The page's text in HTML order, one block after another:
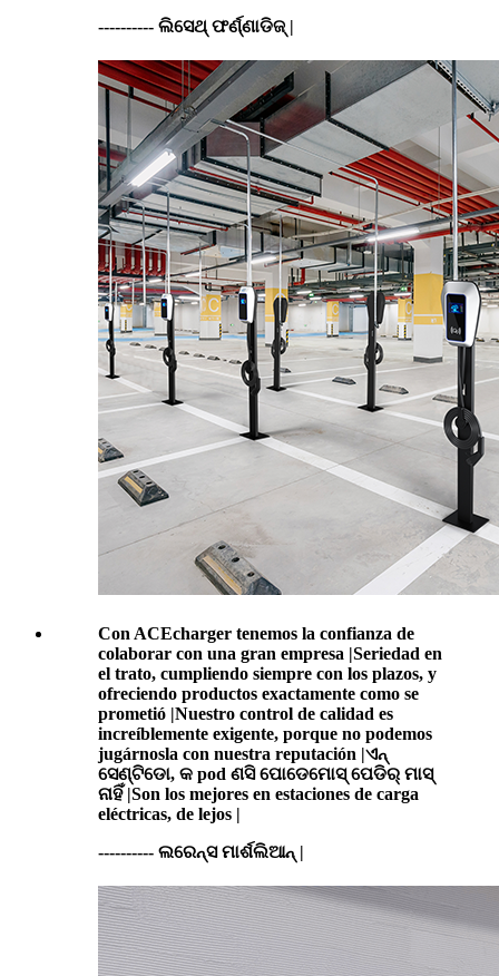
---------- ଲିସେଥ୍ ଫର୍ଣ୍ଣାଡିଜ୍ |
Con ACEcharger tenemos la confianza de
colaborar con una gran empresa |Seriedad en
el trato, cumpliendo siempre con los plazos, y
ofreciendo productos exactamente como se
prometió |Nuestro control de calidad es
increíblemente exigente, porque no podemos
jugárnosla con nuestra reputación |ଏନ୍
ସେଣ୍ଟିଡୋ, କ pod ଣସି ପୋଡେମୋସ୍ ପେଡିର୍ ମାସ୍
ନାହିଁ |Son los mejores en estaciones de carga
eléctricas, de lejos |
---------- ଲରେନ୍ସ ମାର୍ଶଲିଆନ୍ |